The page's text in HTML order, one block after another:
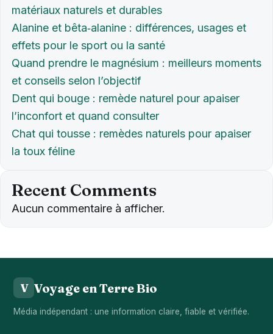
matériaux naturels et durables
Alanine et bêta‑alanine : différences, usages et
effets pour le sport ou la santé
Quand prendre le magnésium : meilleurs moments
et conseils selon l’objectif
Dent qui bouge : remède naturel pour apaiser
l’inconfort et quand consulter
Chat qui tousse : remèdes naturels pour apaiser
la toux féline
Recent Comments
Aucun commentaire à afficher.
V Voyage en Terre Bio
Média indépendant : une information claire, fiable et vérifiée.